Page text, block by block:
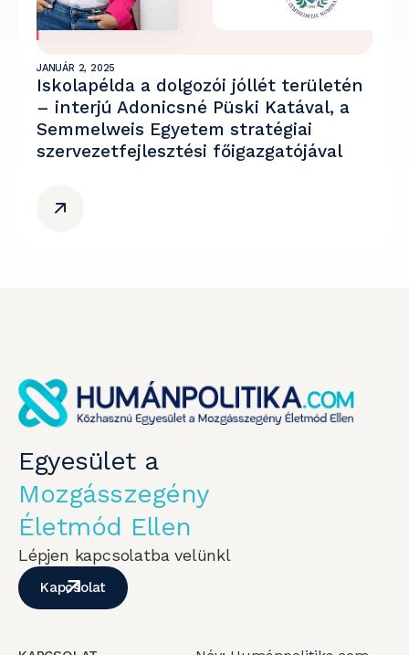
JANUÁR 2, 2025
Iskolapélda a dolgozói jóllét területén
– interjú Adonicsné Püski Katával, a
Semmelweis Egyetem stratégiai
szervezetfejlesztési főigazgatójával
Egyesület a
Mozgásszegény
Életmód Ellen
Lépjen kapcsolatba velünkl
Kapcsolat